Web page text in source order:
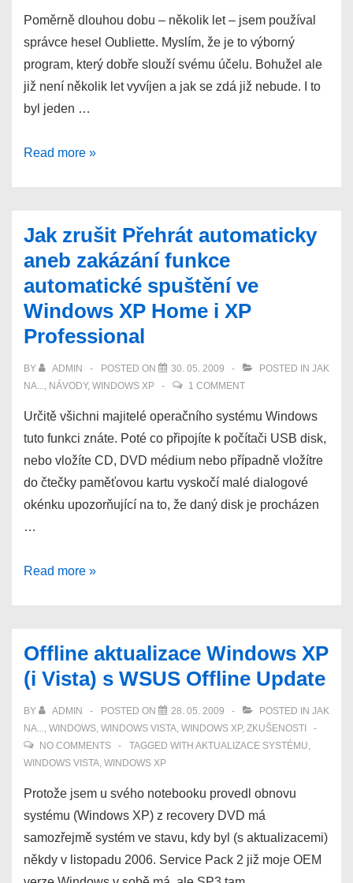
Windows
XP
Poměrně dlouhou dobu – několik let – jsem používal
správce hesel Oubliette. Myslím, že je to výborný
program, který dobře slouží svému účelu. Bohužel ale
již není několik let vyvíjen a jak se zdá již nebude. I to
byl jeden …
Přechod
Oubliette
na
KeePass
Password
Safe
Read more »
Jak zrušit Přehrát automaticky
aneb zakázání funkce
automatické spuštění ve
Windows XP Home i XP
Professional
BY ADMIN POSTED ON 30. 05. 2009 POSTED IN JAK
NA..., NÁVODY, WINDOWS XP 1 COMMENT
Určitě všichni majitelé operačního systému Windows
tuto funkci znáte. Poté co připojíte k počítači USB disk,
nebo vložíte CD, DVD médium nebo případně vložítre
do čtečky paměťovou kartu vyskočí malé dialogové
okénku upozorňující na to, že daný disk je procházen
…
Jak
aneb
zakázání
funkce
automatické
spuštění
ve
Windows
XP
Home
i
XP
Read more »
Offline aktualizace Windows XP
(i Vista) s WSUS Offline Update
BY ADMIN POSTED ON 28. 05. 2009 POSTED IN JAK
NA..., WINDOWS, WINDOWS VISTA, WINDOWS XP, ZKUŠENOSTI
NO COMMENTS
TAGGED WITH AKTUALIZACE SYSTÉMU,
WINDOWS VISTA, WINDOWS XP
Protože jsem u svého notebooku provedl obnovu
systému (Windows XP) z recovery DVD má
samozřejmě systém ve stavu, kdy byl (s aktualizacemi)
někdy v listopadu 2006. Service Pack 2 již moje OEM